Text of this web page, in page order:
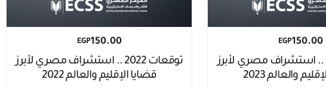
EGP150.00
توقعات 2023 .. استشراف مصري لأبرز
والعالم 2023
EGP150.00
توقعات 2022 .. استشراف مصري لأبرز
قضايا الإقليم والعالم 2022